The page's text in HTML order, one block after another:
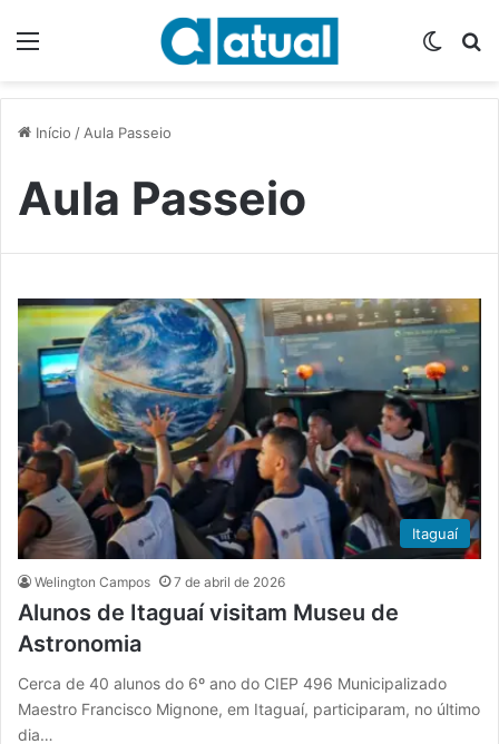
Início / Aula Passeio
Aula Passeio
Itaguaí
Welington Campos 7 de abril de 2026
Alunos de Itaguaí visitam Museu de
Astronomia
Cerca de 40 alunos do 6º ano do CIEP 496 Municipalizado
Maestro Francisco Mignone, em Itaguaí, participaram, no último
dia…